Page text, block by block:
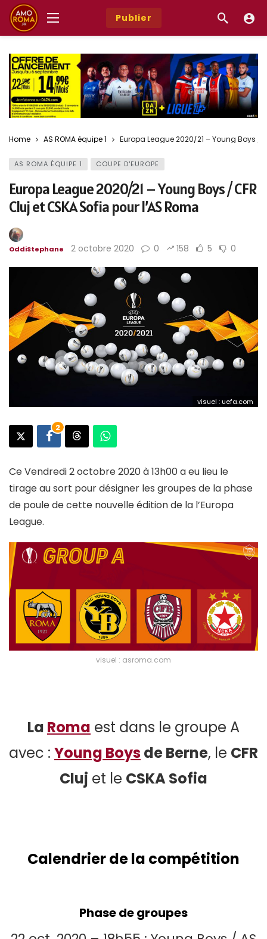
Publier
Home AS ROMA équipe 1 Europa League 2020/21 – Young Boys /
AS ROMA ÉQUIPE 1 COUPE D'EUROPE
Europa League 2020/21 – Young Boys / CFR
Cluj et CSKA Sofia pour l’AS Roma
OddiStephane 2 octobre 2020 0 158 5 0
visuel : uefa.com
2
Ce Vendredi 2 octobre 2020 à 13h00 a eu lieu le
tirage au sort pour désigner les groupes de la phase
de poule de cette nouvelle édition de la l’Europa
League.
visuel : asroma.com
La Roma est dans le groupe A
avec : Young Boysde Berne, le CFR
Cluj et le CSKA Sofia
Calendrier de la compétition
Phase de groupes